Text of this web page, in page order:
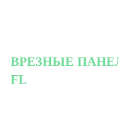
ВРЕЗНЫЕ
FL